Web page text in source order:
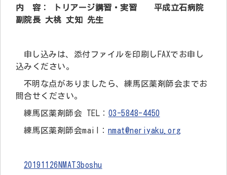
内 容： トリアージ講習・実習 平成立石病院
副院長 大桃 丈知 先生
申し込みは、添付ファイルを印刷しFAXでお申し
込みください。
不明な点がありましたら、練馬区薬剤師会までお
問合せください。
練馬区薬剤師会 TEL： 03-5848-4450
練馬区薬剤師会mail： nmat@neriyaku.org
20191126NMAT3boshu